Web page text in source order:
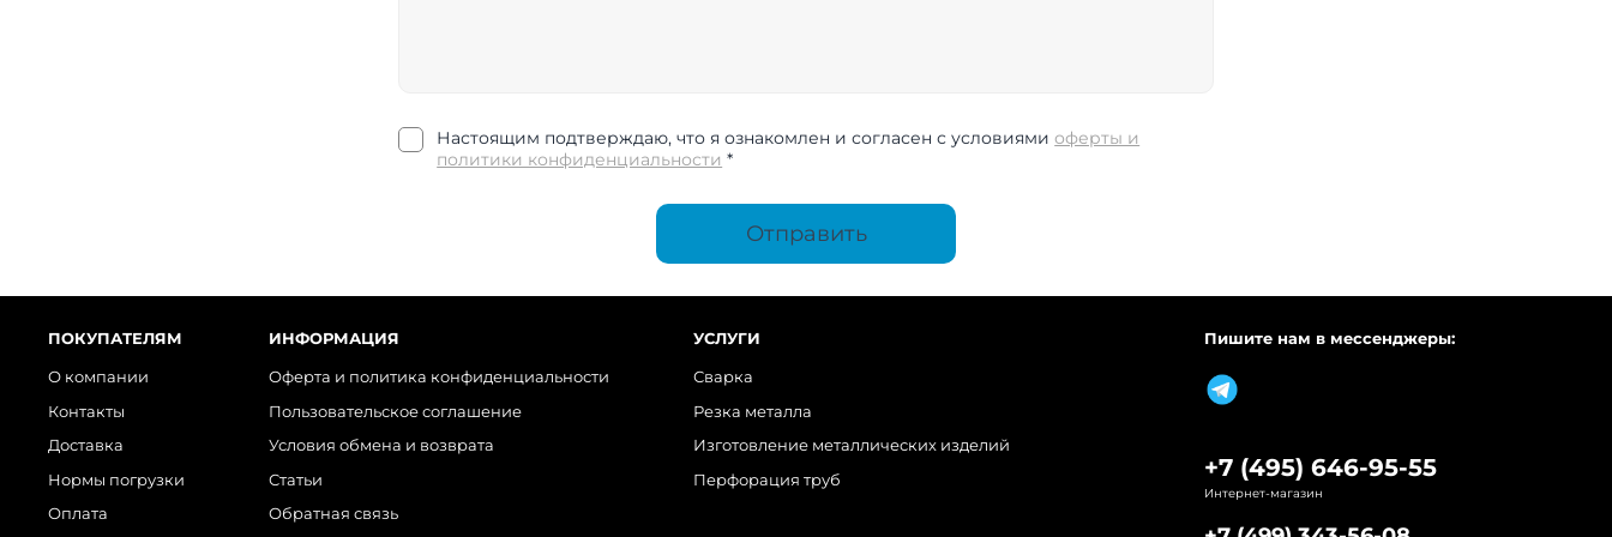
Настоящим подтверждаю, что я ознакомлен и согласен с условиямиоферты и
политики конфиденциальности *
Отправить
ПОКУПАТЕЛЯМ
О компании
Контакты
Доставка
Нормы погрузки
Оплата
ИНФОРМАЦИЯ
Оферта и политика конфиденциальности
Пользовательское соглашение
Условия обмена и возврата
Статьи
Обратная связь
УСЛУГИ
Сварка
Резка металла
Изготовление металлических изделий
Перфорация труб
Пишите нам в мессенджеры:
+7 (495) 646-95-55
Интернет-магазин